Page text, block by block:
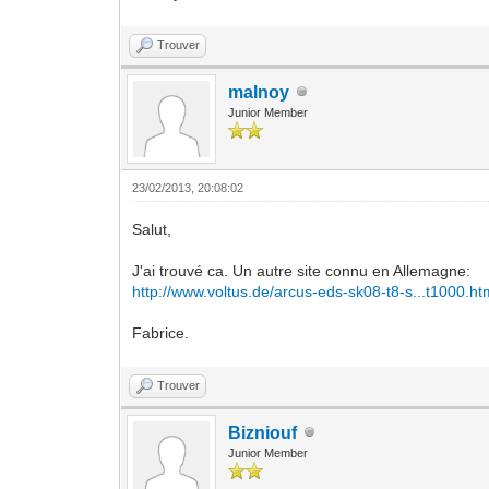
Trouver
malnoy
Junior Member
23/02/2013, 20:08:02
Salut,
J'ai trouvé ca. Un autre site connu en Allemagne:
http://www.voltus.de/arcus-eds-sk08-t8-
Fabrice.
Trouver
Bizniouf
Junior Member